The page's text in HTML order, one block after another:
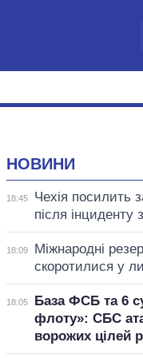
НОВИНИ
18:45
Чехія посилить
після
18:09
Міжнародні
скоротилися у
18:05
База ФСБ та 6
флоту»: СБС
ворожих цілей